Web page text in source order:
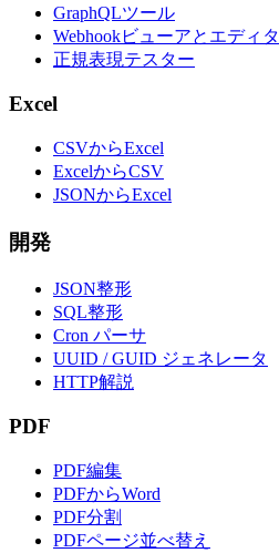
GraphQLツール
Webhookビューアとエディタ
正規表現テスター
Excel
CSVからExcel
ExcelからCSV
JSONからExcel
開発
JSON整形
SQL整形
Cron パーサ
UUID / GUID ジェネレータ
HTTP解説
PDF
PDF編集
PDFからWord
PDF分割
PDFページ並べ替え